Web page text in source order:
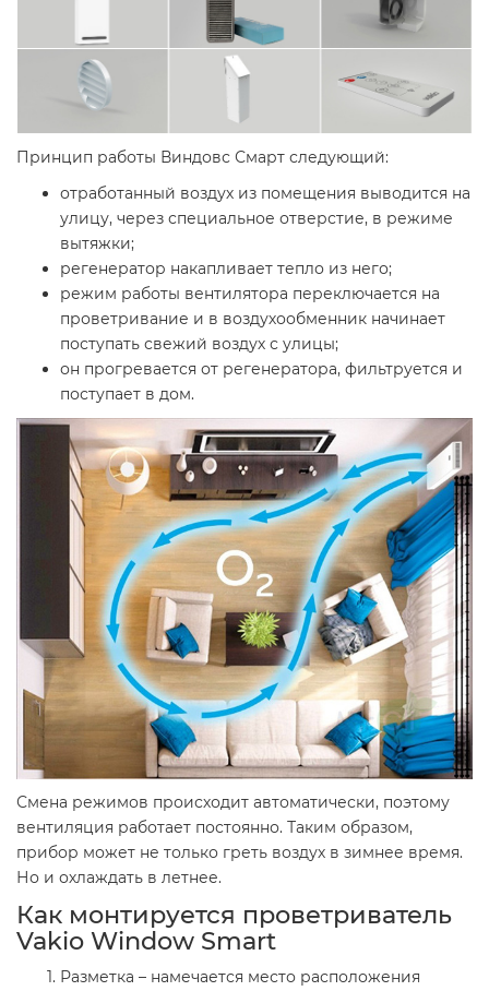
Принцип работы Виндовс Смарт следующий:
отработанный воздух из помещения выводится на
улицу, через специальное отверстие, в режиме
вытяжки;
регенератор накапливает тепло из него;
режим работы вентилятора переключается на
проветривание и в воздухообменник начинает
поступать свежий воздух с улицы;
он прогревается от регенератора, фильтруется и
поступает в дом.
Смена режимов происходит автоматически, поэтому
вентиляция работает постоянно. Таким образом,
прибор может не только греть воздух в зимнее время.
Но и охлаждать в летнее.
Как монтируется проветриватель
Vakio Window Smart
Разметка – намечается место расположения